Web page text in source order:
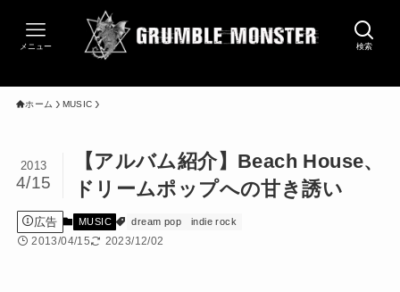
検索
メニュー
ホーム MUSIC
【アルバム紹介】Beach House、
ドリームポップへの甘き誘い
2013
4/15
広告 MUSIC dream pop indie rock
2013/04/15 2023/12/02